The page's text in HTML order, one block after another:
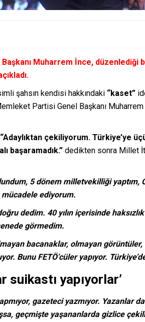
Muharrem İnce, düzenlediği
şahsın kendisi hakkındaki “kaset”
Partisi Genel Başkanı Muharrem
“Adaylıktan çekiliyorum. Türkiye’ye
başaramadık.” dedikten sonra Millet
5 dönem milletvekilliği yaptım,
mücadele ediyorum.
dedim. 40 yılın içerisinde
görmedim.
bacanaklar, olmayan
Bunu FETÖ’cüler yapıyor.
suikastı yapıyorlar’
gazeteci yazmıyor. Yazanlar
geçmişte yaşananlarda gizlice